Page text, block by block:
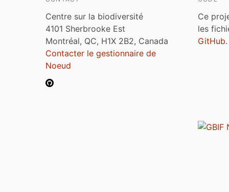
Centre sur la biodiversité
4101 Sherbrooke Est
Montréal, QC, H1X 2B2, Canada
Contacter le gestionnaire de
Noeud
Ce
les
GitHub.